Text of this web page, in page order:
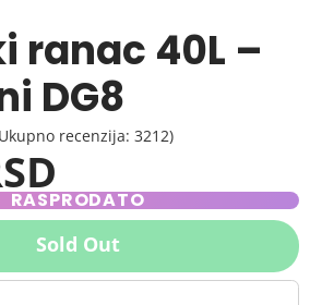
ranac 40L –
DG8
recenzija: 3212)
RASPRODATO
Sold Out